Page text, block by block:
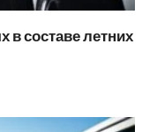
в составе летних